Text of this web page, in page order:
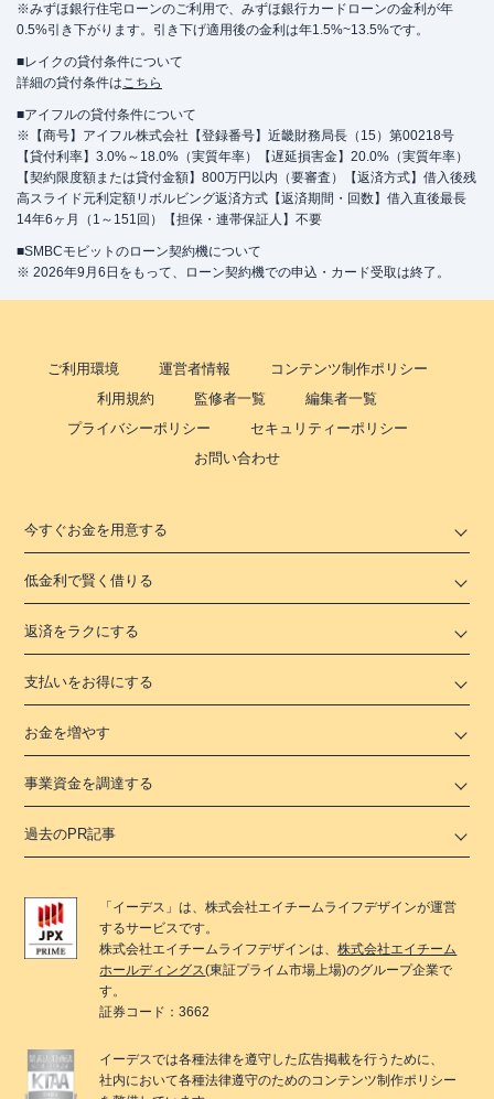
※みずほ銀行住宅ローンのご利用で、みずほ銀行カードローンの金利が年
0.5%引き下がります。引き下げ適用後の金利は年1.5%~13.5%です。
■レイクの貸付条件について
詳細の貸付条件はこちら
■アイフルの貸付条件について
※【商号】アイフル株式会社【登録番号】近畿財務局長（15）第00218号
【貸付利率】3.0%～18.0%（実質年率）【遅延損害金】20.0%（実質年率）
【契約限度額または貸付金額】800万円以内（要審査）【返済方式】借入後残
高スライド元利定額リボルビング返済方式【返済期間・回数】借入直後最長
14年6ヶ月（1～151回）【担保・連帯保証人】不要
■SMBCモビットのローン契約機について
※ 2026年9月6日をもって、ローン契約機での申込・カード受取は終了。
ご利用環境 運営者情報
コンテンツ制作ポリシー
利用規約
監修者一覧
編集者一覧
プライバシーポリシー
セキュリティーポリシー
お問い合わせ
今すぐお金を用意する
低金利で賢く借りる
返済をラクにする
支払いをお得にする
お金を増やす
事業資金を調達する
過去のPR記事
「 イーデス 」は、株式会社エイチームライフデザインが運営
するサービスです。
株式会社エイチームライフデザインは、株式会社エイチーム
ホールディングス(東証プライム市場上場)のグループ企業で
す。
証券コード：3662
イーデスでは各種法律を遵守した広告掲載を行うために、
社内において各種法律遵守のためのコンテンツ制作ポリシー